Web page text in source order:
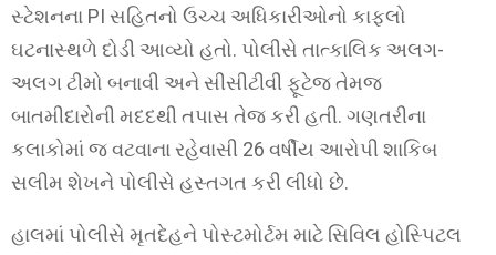
સ્ટેશનના PI સહિતનો ઉચ્ચ અધિકારીઓનો કાફલો
ઘટનાસ્થળે દોડી આવ્યો હતો. પોલીસે તાત્કાલિક અલગ-
અલગ ટીમો બનાવી અને સીસીટીવી ફૂટેજ તેમજ
બાતમીદારોની મદદથી તપાસ તેજ કરી હતી. ગણતરીના
કલાકોમાં જ વટવાના રહેવાસી 26 વર્ષીય આરોપી શાકિબ
સલીમ શેખને પોલીસે હસ્તગત કરી લીધો છે.
હાલમાં પોલીસે મૃતદેહને પોસ્ટમોર્ટમ માટે સિવિલ હોસ્પિટલ